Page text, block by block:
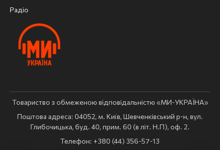
Радіо
Товариство з обмеженою відповідальністю «МИ-УКРАЇНА»
Поштова адреса: 04052, м. Київ, Шевченківський р-н, вул.
Глибочицька, буд. 40, прим. 60 (в літ. Н.П), оф. 2.
Телефон: +380 (44) 356-57-13